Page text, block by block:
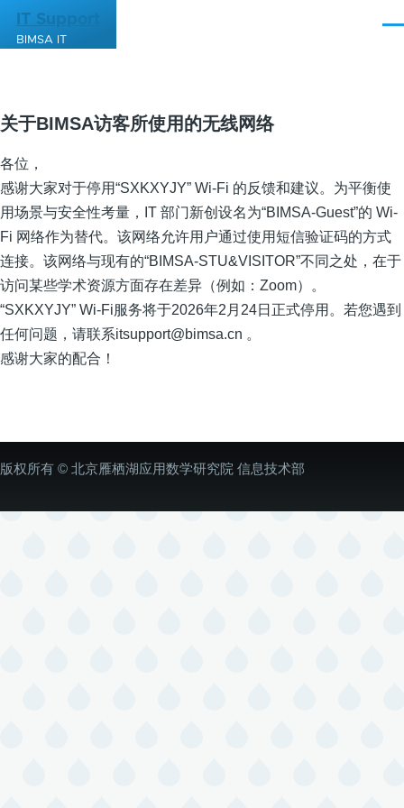
跳转到主要内容
IT Support
BIMSA IT
关于BIMSA访客所使用的无线网络
各位，
感谢大家对于停用“SXKXYJY” Wi-Fi 的反馈和建议。为平衡使
用场景与安全性考量，IT 部门新创设名为“BIMSA-Guest”的 Wi-
Fi 网络作为替代。该网络允许用户通过使用短信验证码的方式
连接。该网络与现有的“BIMSA-STU&VISITOR”不同之处，在于
访问某些学术资源方面存在差异（例如：Zoom）。
“SXKXYJY” Wi-Fi服务将于2026年2月24日正式停用。若您遇到
任何问题，请联系itsupport@bimsa.cn 。
感谢大家的配合！
版权所有 © 北京雁栖湖应用数学研究院 信息技术部